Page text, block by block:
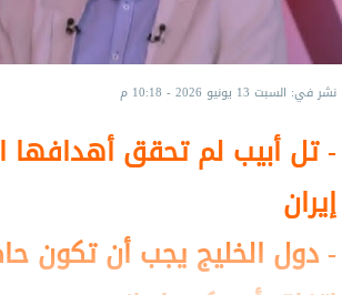
نشر في: السبت 13 يونيو 2026 - 10:18 م
- تل أبيب لم تحقق
إيران
- دول الخليج يجب أن تكون